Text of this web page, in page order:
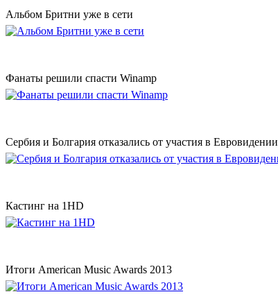
Альбом Бритни уже в сети
Фанаты решили спасти Winamp
Сербия и Болгария отказались от участия в Евровидении
Кастинг на 1HD
Итоги American Music Awards 2013